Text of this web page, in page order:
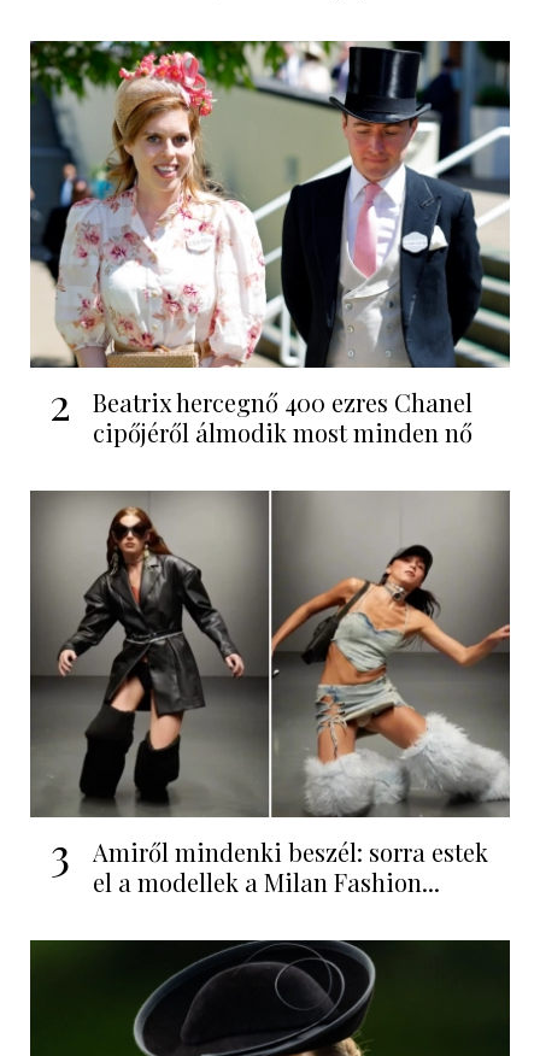
2
Beatrix hercegnő 400 ezres Chanel
cipőjéről álmodik most minden nő
3
Amiről mindenki beszél: sorra estek
el a modellek a Milan Fashion...